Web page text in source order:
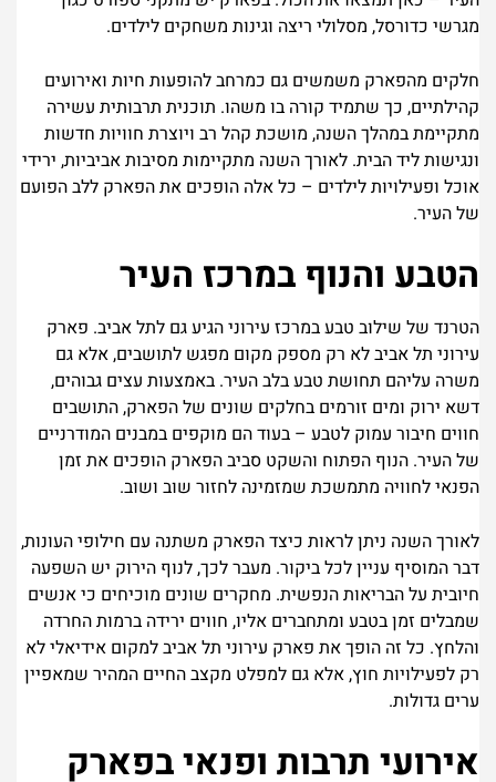
מגרשי כדורסל, מסלולי ריצה וגינות משחקים לילדים.
חלקים מהפארק משמשים גם כמרחב להופעות חיות ואירועים
קהילתיים, כך שתמיד קורה בו משהו. תוכנית תרבותית עשירה
מתקיימת במהלך השנה, מושכת קהל רב ויוצרת חוויות חדשות
ונגישות ליד הבית. לאורך השנה מתקיימות מסיבות אביביות, ירידי
אוכל ופעילויות לילדים – כל אלה הופכים את הפארק ללב הפועם
של העיר.
הטבע והנוף במרכז העיר
הטרנד של שילוב טבע במרכז עירוני הגיע גם לתל אביב. פארק
עירוני תל אביב לא רק מספק מקום מפגש לתושבים, אלא גם
משרה עליהם תחושת טבע בלב העיר. באמצעות עצים גבוהים,
דשא ירוק ומים זורמים בחלקים שונים של הפארק, התושבים
חווים חיבור עמוק לטבע – בעוד הם מוקפים במבנים המודרניים
של העיר. הנוף הפתוח והשקט סביב הפארק הופכים את זמן
הפנאי לחוויה מתמשכת שמזמינה לחזור שוב ושוב.
לאורך השנה ניתן לראות כיצד הפארק משתנה עם חילופי העונות,
דבר המוסיף עניין לכל ביקור. מעבר לכך, לנוף הירוק יש השפעה
חיובית על הבריאות הנפשית. מחקרים שונים מוכיחים כי אנשים
שמבלים זמן בטבע ומתחברים אליו, חווים ירידה ברמות החרדה
והלחץ. כל זה הופך את פארק עירוני תל אביב למקום אידיאלי לא
רק לפעילויות חוץ, אלא גם למפלט מקצב החיים המהיר שמאפיין
ערים גדולות.
אירועי תרבות ופנאי בפארק